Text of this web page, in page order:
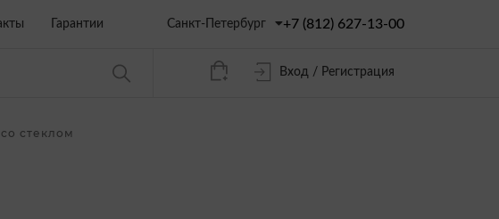
Гарантии Санкт-Петербург +7 (812) 627-13-00
Вход / Регистрация
стеклом